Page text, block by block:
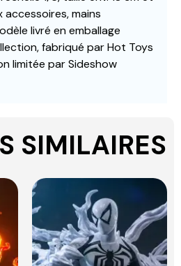
mains
livré en emballage
fabriqué par Hot Toys
limitée par Sideshow
SIMILAIRES